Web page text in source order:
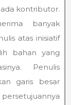
kontributor.
banyak
atas inisiatif
bahan yang
Penulis
garis besar